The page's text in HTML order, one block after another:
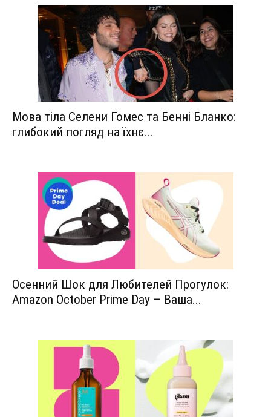
Мова тіла Селени Гомес та Бенні Бланко:
глибокий погляд на їхнє...
Осенний Шок для Любителей Прогулок:
Amazon October Prime Day – Ваша...